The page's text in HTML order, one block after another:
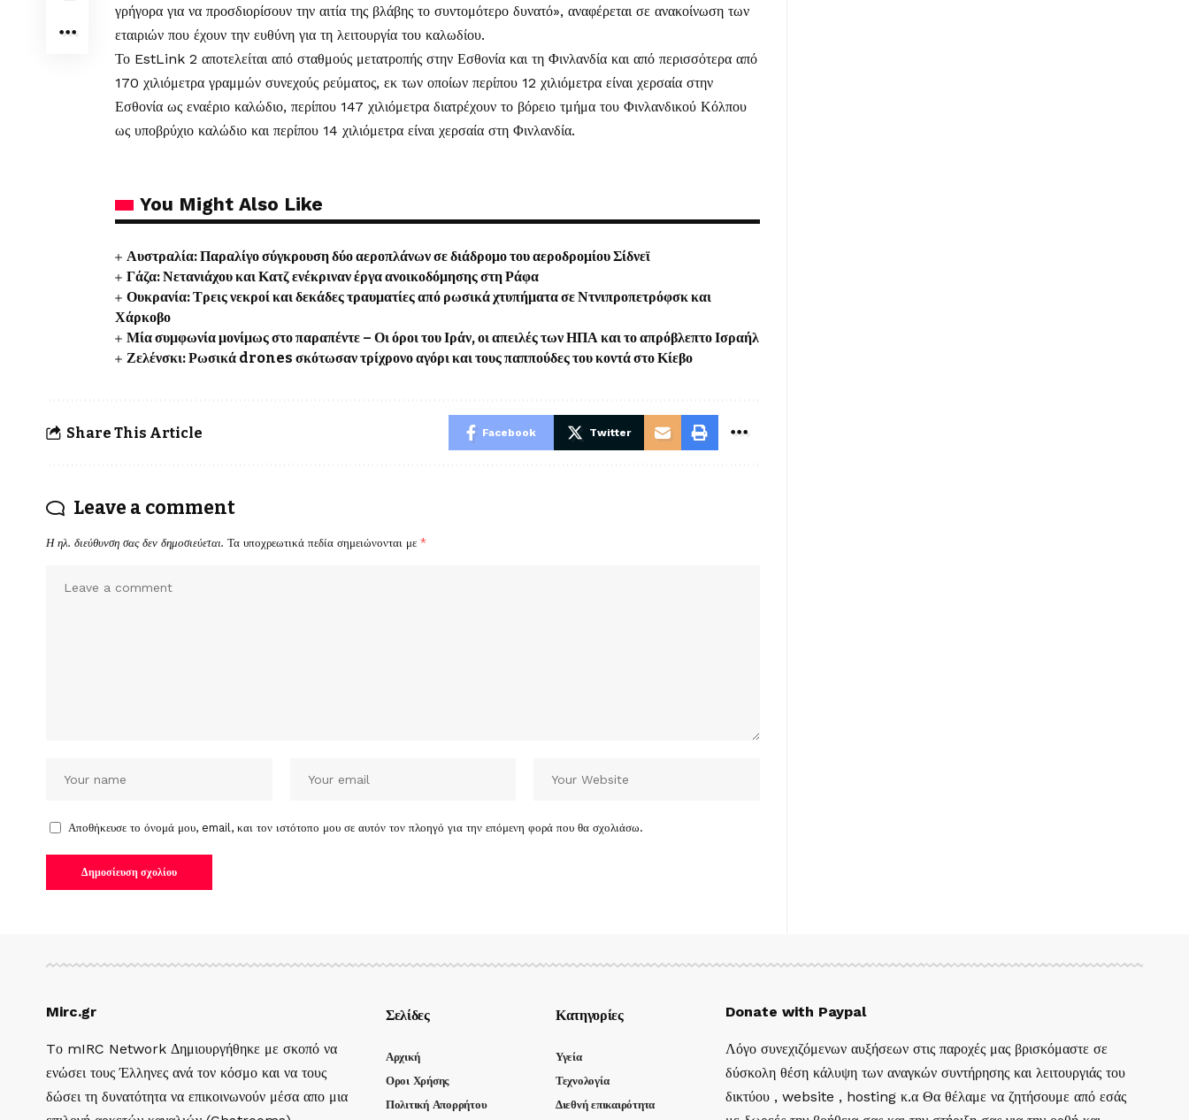
γρήγορα για να προσδιορίσουν την αιτία της βλάβης το συντομότερο δυνατό», αναφέρεται σε ανακοίνωση των
εταιριών που έχουν την ευθύνη για τη λειτουργία του καλωδίου.
Το EstLink 2 αποτελείται από σταθμούς μετατροπής στην Εσθονία και τη Φινλανδία και από περισσότερα από
170 χιλιόμετρα γραμμών συνεχούς ρεύματος, εκ των οποίων περίπου 12 χιλιόμετρα είναι χερσαία στην
Εσθονία ως εναέριο καλώδιο, περίπου 147 χιλιόμετρα διατρέχουν το βόρειο τμήμα του Φινλανδικού Κόλπου
ως υποβρύχιο καλώδιο και περίπου 14 χιλιόμετρα είναι χερσαία στη Φινλανδία.
You Might Also Like
Αυστραλία: Παραλίγο σύγκρουση δύο αεροπλάνων σε διάδρομο του αεροδρομίου Σίδνεϊ
Γάζα: Νετανιάχου και Κατζ ενέκριναν έργα ανοικοδόμησης στη Ράφα
Ουκρανία: Τρεις νεκροί και δεκάδες τραυματίες από ρωσικά χτυπήματα σε Ντνιπροπετρόφσκ και
Χάρκοβο
Μία συμφωνία μονίμως στο παραπέντε – Οι όροι του Ιράν, οι απειλές των ΗΠΑ και το απρόβλεπτο Ισραήλ
Ζελένσκι: Ρωσικά drones σκότωσαν τρίχρονο αγόρι και τους παππούδες του κοντά στο Κίεβο
Share This Article Facebook Twitter
Leave a comment
Η ηλ. διεύθυνση σας δεν δημοσιεύεται. Τα υποχρεωτικά πεδία σημειώνονται με *
Αποθήκευσε το όνομά μου, email, και τον ιστότοπο μου σε αυτόν τον πλοηγό για την επόμενη φορά που θα σχολιάσω.
Mirc.gr
Tο mIRC Network Δημιουργήθηκε με σκοπό να
ενώσει τους Έλληνες ανά τον κόσμο και να τους
δώσει τη δυνατότητα να επικοινωνούν μέσα απο μια
Σελίδες
Αρχική
Οροι Χρήσης
Πολιτική Απορρήτου
Κατηγορίες
Υγεία
Τεχνολογία
Διεθνή επικαιρότητα
Donate with Paypal
Λόγο συνεχιζόμενων αυξήσεων στις παροχές μας βρισκόμαστε σε
δύσκολη θέση κάλυψη των αναγκών συντήρησης και λειτουργιάς του
δικτύου , website , hosting κ.α Θα θέλαμε να ζητήσουμε από εσάς